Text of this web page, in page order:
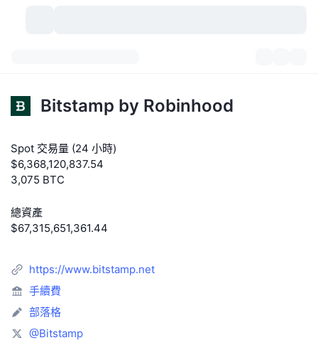
類別
歷史記錄
代幣解鎖
實體世界資產
排行榜
市場
市場綜覽
現貨市場
加密貨幣數量
BNB金庫
DexScan
信號 New
熱門
迷因探索工具
頂級交易者
交易所
集中式交易所
現貨
去中心化交易所
現貨
社群
直播
API
加密貨幣 API
DEX API
產品
匯率換算
Bitstamp by Robinhood
Spot 交易量 (24 小時)
$6,368,120,837.54
3,075 BTC
總資產
$67,315,651,361.44
https://www.bitstamp.net
手續費
部落格
@Bitstamp